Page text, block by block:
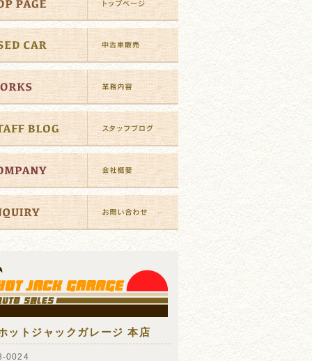
ットジャックガレージ 本店
0024